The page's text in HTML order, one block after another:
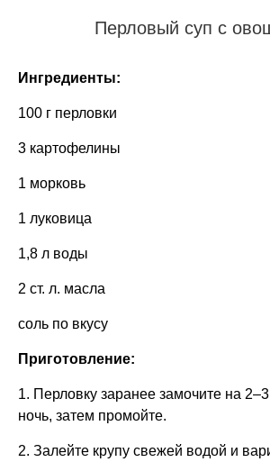
Перловый суп с
Ингредиенты:
100 г перловки
3 картофелины
1 морковь
1 луковица
1,8 л воды
2 ст. л. масла
соль по вкусу
Приготовление:
1. Перловку заранее замочите на
ночь, затем промойте.
2. Залейте крупу свежей водой и